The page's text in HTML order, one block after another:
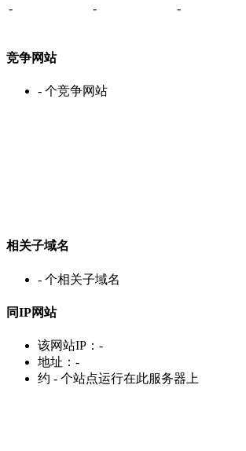
-
- -
竞争网站
- 个竞争网站
相关子域名
- 个相关子域名
同IP网站
该网站IP： -
地址： -
约 - 个站点运行在此服务器上